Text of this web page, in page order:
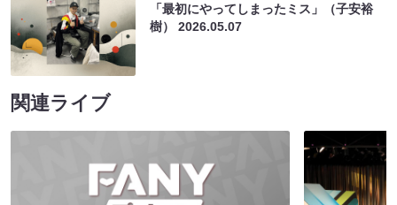
「最初にやってしまったミス」（子安裕
樹）2026.05.07
関連ライブ